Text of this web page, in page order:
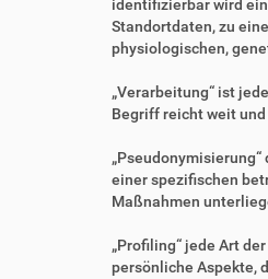
identifizierbar wird
Standortdaten, zu
physiologischen,
„Verarbeitung“ ist
Begriff reicht weit
einer spezifischen
Maßnahmen
„Profiling“ jede Art
persönliche Aspekte,